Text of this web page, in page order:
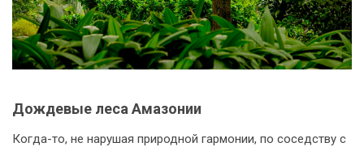
Дождевые леса Амазонии
Когда-то, не нарушая природной гармонии, по соседству с